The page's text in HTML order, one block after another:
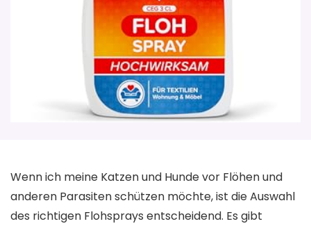
Wenn ich meine Katzen und Hunde vor Flöhen und
anderen Parasiten schützen möchte, ist die Auswahl
des richtigen Flohsprays entscheidend. Es gibt